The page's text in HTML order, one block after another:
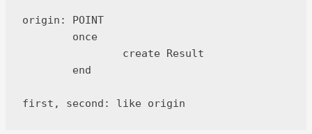
origin: POINT